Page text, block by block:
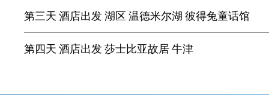
有近800年历史，孕育出60多位诺被而奖得主，
国王学院 King's College
爱丁堡 Edinburgh
不仅是苏格兰的首府，更是当地首屈一指的文化
爱丁堡城堡 Edinburgh Castle
第三天 酒店出发 湖区 温德米尔湖 彼得兔童话馆
温德米尔湖 Bowness-on-Windermere
英格兰最大最美丽的湖之一。您可以在湖边驻足
第四天 酒店出发 莎士比亚故居 牛津